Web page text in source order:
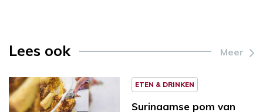
Lees ook Meer
ETEN & DRINKEN
Surinaamse pom van